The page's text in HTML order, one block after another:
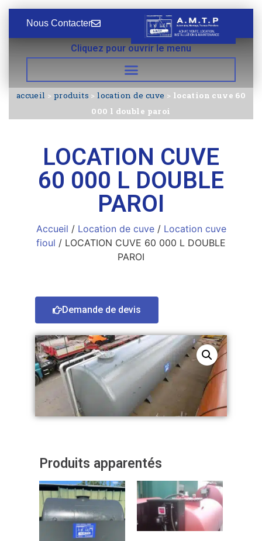
Nous Contacter
Cliquez pour ouvrir le menu
accueil > produits >location de cuve > location cuve 60
000 l double paroi
LOCATION CUVE
60 000 L DOUBLE
PAROI
Accueil / Location de cuve/ Location cuve
fioul / LOCATION CUVE 60 000 L DOUBLE
PAROI
Demande de devis
Produits apparentés